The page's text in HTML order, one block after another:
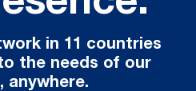
in 11 countries
the needs of our
anywhere.